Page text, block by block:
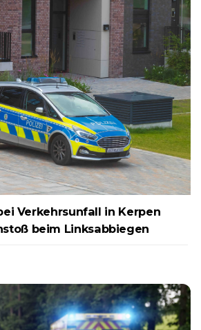
Verkehrsunfall in Kerpen
beim Linksabbiegen